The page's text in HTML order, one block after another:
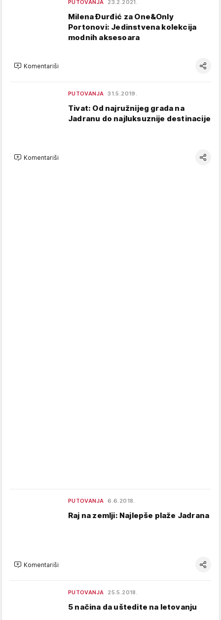
PUTOVANJA 23.2.2021.
Milena Đurđić za One&Only
Portonovi: Jedinstvena kolekcija
modnih aksesoara
Komentariši
PUTOVANJA 31.5.2019.
Tivat: Od najružnijeg grada na
Jadranu do najluksuznije destinacije
Komentariši
PUTOVANJA 6.6.2018.
Raj na zemlji: Najlepše plaže Jadrana
Komentariši
PUTOVANJA 25.5.2018.
5 načina da uštedite na letovanju